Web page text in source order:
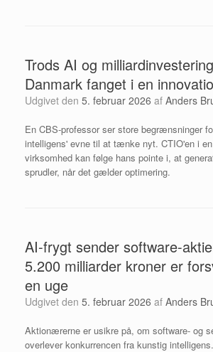
Trods AI og
Danmark fanget i en
Udgivet den 5. februar 2026 af Anders
En CBS-professor ser store begrænsninger
intelligens' evne til at tænke nyt. CTIO'en i
virksomhed kan følge hans pointe i, at
sprudler, når det gælder optimering.
AI-frygt sender software-
5.200 milliarder kroner er
en uge
Udgivet den 5. februar 2026 af Anders
Aktionærerne er usikre på, om software- og
overlever konkurrencen fra kunstig intelligens.